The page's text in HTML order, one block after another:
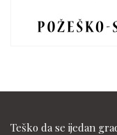
Teško da se ijedan